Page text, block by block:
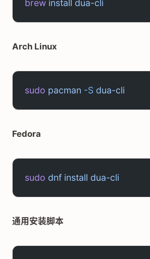
brew install dua-cli
Arch Linux
sudo pacman -S dua-cli
Fedora
sudo dnf install dua-cli
通用安装脚本